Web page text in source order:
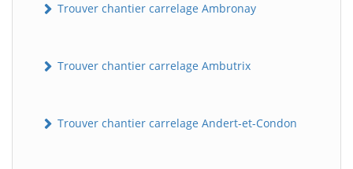
Trouver chantier carrelage Ambronay
Trouver chantier carrelage Ambutrix
Trouver chantier carrelage Andert-et-Condon